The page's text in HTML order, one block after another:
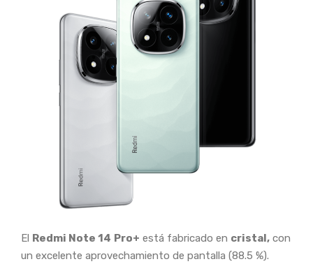
El Redmi Note 14 Pro+ está fabricado en cristal, con
un excelente aprovechamiento de pantalla (88.5 %).